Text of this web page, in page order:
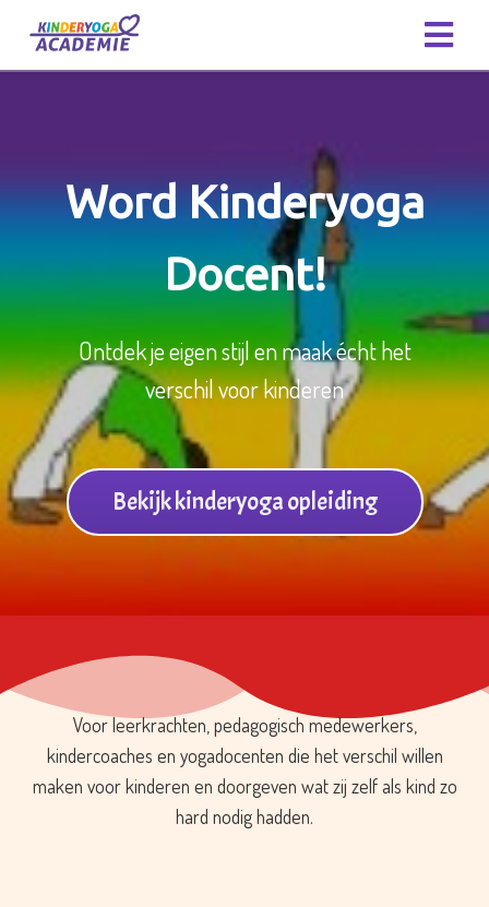
Word Kinderyoga
Docent!
Ontdek je eigen stijl en maak écht het
verschil voor kinderen
Bekijk kinderyoga opleiding
Voor leerkrachten, pedagogisch medewerkers,
kindercoaches en yogadocenten die het verschil willen
maken voor kinderen en doorgeven wat zij zelf als kind zo
hard nodig hadden.